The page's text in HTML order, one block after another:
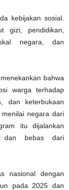
kebijakan sosial.
gizi, pendidikan,
negara, dan
bahwa
warga terhadap
dan keterbukaan
negara dari
itu dijalankan
dan bebas dari
nasional dengan
pada 2025 dan